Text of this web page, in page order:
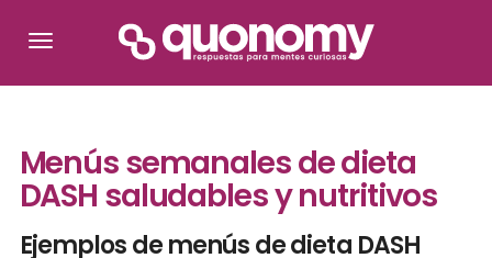
Menús semanales de dieta
DASH saludables y nutritivos
Ejemplos de menús de dieta DASH